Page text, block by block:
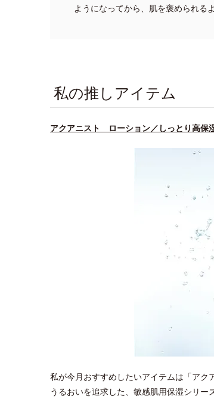
ようになってから、肌を褒められるよ
私の推しアイテム
アクアニスト ローション／しっとり高保
私が今月おすすめしたいアイテムは「アク
うるおいを追求した、敏感肌用保湿シリー